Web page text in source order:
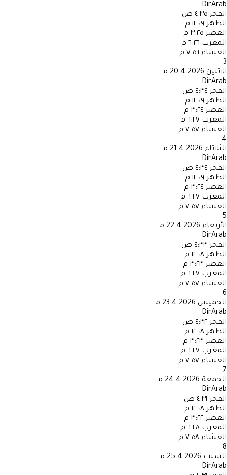
DirArab
الفجر ٤:٣٥ ص
الظهر ١٢:٠٩ م
العصر ٣:٢٥ م
المغرب ٦:٢٦ م
العشاء ٧:٥٦ م
3
الاثنين 2026-4-20 مـ
DirArab
الفجر ٤:٣٤ ص
الظهر ١٢:٠٩ م
العصر ٣:٢٤ م
المغرب ٦:٢٧ م
العشاء ٧:٥٧ م
4
الثلاثاء 2026-4-21 مـ
DirArab
الفجر ٤:٣٤ ص
الظهر ١٢:٠٩ م
العصر ٣:٢٤ م
المغرب ٦:٢٧ م
العشاء ٧:٥٧ م
5
الأربعاء 2026-4-22 مـ
DirArab
الفجر ٤:٣٣ ص
الظهر ١٢:٠٨ م
العصر ٣:٢٣ م
المغرب ٦:٢٧ م
العشاء ٧:٥٧ م
6
الخميس 2026-4-23 مـ
DirArab
الفجر ٤:٣٢ ص
الظهر ١٢:٠٨ م
العصر ٣:٢٣ م
المغرب ٦:٢٧ م
العشاء ٧:٥٧ م
7
الجمعة 2026-4-24 مـ
DirArab
الفجر ٤:٣١ ص
الظهر ١٢:٠٨ م
العصر ٣:٢٢ م
المغرب ٦:٢٨ م
العشاء ٧:٥٨ م
8
السبت 2026-4-25 مـ
DirArab